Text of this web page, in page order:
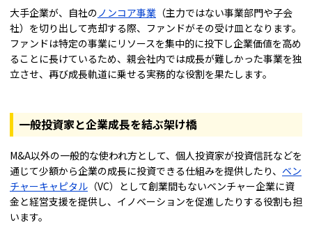
大手企業が、自社の ノンコア事業 （主力ではない事業部門や子会
社）を切り出して売却する際、ファンドがその受け皿となります。
ファンドは特定の事業にリソースを集中的に投下し企業価値を高め
ることに長けているため、親会社内では成長が難しかった事業を独
立させ、再び成長軌道に乗せる実務的な役割を果たします。
一般投資家と企業成長を結ぶ架け橋
M&A以外の一般的な使われ方として、個人投資家が投資信託などを
通じて少額から企業の成長に投資できる仕組みを提供したり、 ベン
チャーキャピタル （VC）として創業間もないベンチャー企業に資
金と経営支援を提供し、イノベーションを促進したりする役割も担
います。